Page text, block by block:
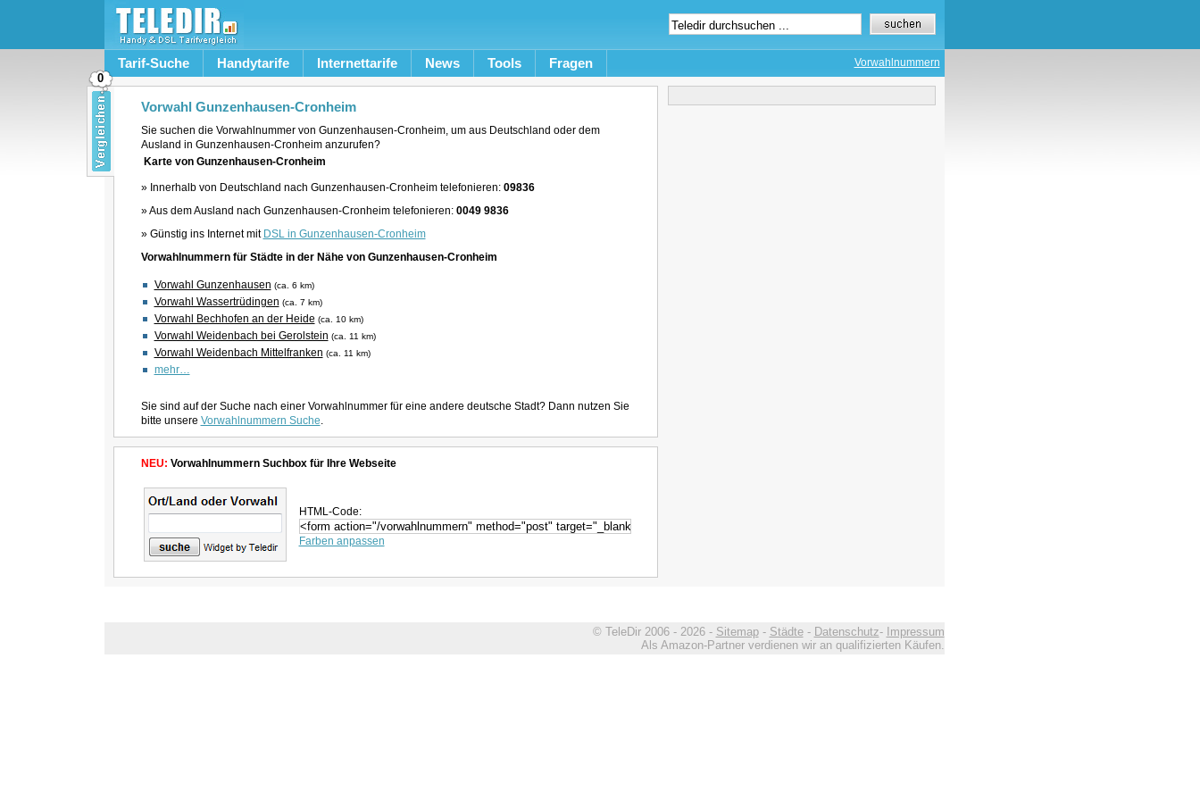
Tarif-Suche Handytarife Internettarife News Tools Fragen Vorwahlnummern
Vorwahl Gunzenhausen-Cronheim
Sie suchen die Vorwahlnummer von Gunzenhausen-Cronheim, um aus Deutschland oder dem
Ausland in Gunzenhausen-Cronheim anzurufen?
Karte von Gunzenhausen-Cronheim
» Innerhalb von Deutschland nach Gunzenhausen-Cronheim telefonieren: 09836
» Aus dem Ausland nach Gunzenhausen-Cronheim telefonieren: 0049 9836
» Günstig ins Internet mit DSL in Gunzenhausen-Cronheim
Vorwahlnummern für Städte in der Nähe von Gunzenhausen-Cronheim
Vorwahl Gunzenhausen (ca. 6 km)
Vorwahl Wassertrüdingen (ca. 7 km)
Vorwahl Bechhofen an der Heide (ca. 10 km)
Vorwahl Weidenbach bei Gerolstein (ca. 11 km)
Vorwahl Weidenbach Mittelfranken (ca. 11 km)
mehr…
Sie sind auf der Suche nach einer Vorwahlnummer für eine andere deutsche Stadt? Dann nutzen Sie
bitte unsere Vorwahlnummern Suche.
NEU: Vorwahlnummern Suchbox für Ihre Webseite
HTML-Code:
Farben anpassen
© TeleDir 2006 - 2026 - Sitemap- Städte- Datenschutz- Impressum
Als Amazon-Partner verdienen wir an qualifizierten Käufen.
0